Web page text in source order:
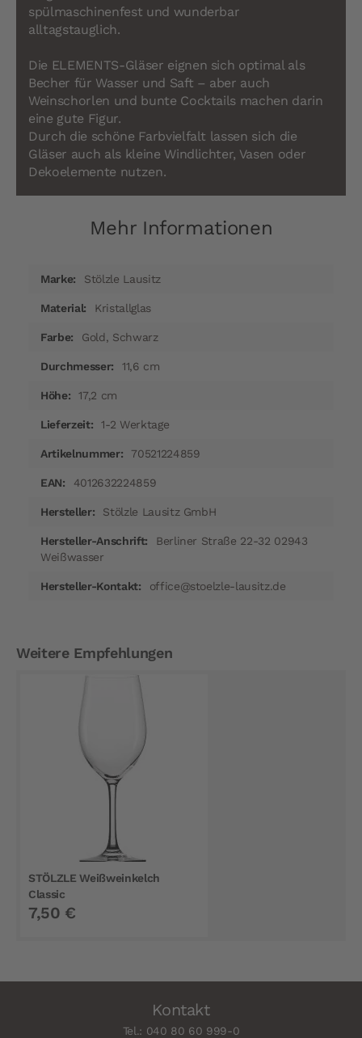
spülmaschinenfest und wunderbar
alltagstauglich.
Die ELEMENTS-Gläser eignen sich optimal als
Becher für Wasser und Saft – aber auch
Weinschorlen und bunte Cocktails machen darin
eine gute Figur.
Durch die schöne Farbvielfalt lassen sich die
Gläser auch als kleine Windlichter, Vasen oder
Dekoelemente nutzen.
Mehr Informationen
InformationenStölzle Lausitz
Kristallglas
Gold, Schwarz
11,6 cm
17,2 cm
1-2 Werktage
70521224859
4012632224859
Stölzle Lausitz GmbH
Berliner Straße 22-32 02943
Weißwasser
office@stoelzle-lausitz.de
Weitere Empfehlungen
STÖLZLE Weißweinkelch
Classic
7,50 €
Kontakt
Tel.: 040 80 60 999-0